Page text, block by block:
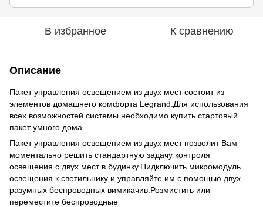
В избранное К сравнению
Описание
Пакет управления освещением из двух мест состоит из
элементов домашнего комфорта Legrand.Для использования
всех возможностей системы необходимо купить стартовый
пакет умного дома.
Пакет управления освещением из двух мест позволит Вам
моментально решить стандартную задачу контроля
освещения с двух мест в будинку.Пидключить микромодуль
освещения к светильнику и управляйте им с помощью двух
разумных беспроводных вимикачив.Розмистить или
переместите беспроводные